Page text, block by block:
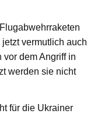
vermutlich auch
vor dem Angriff in
werden sie nicht
für die Ukrainer